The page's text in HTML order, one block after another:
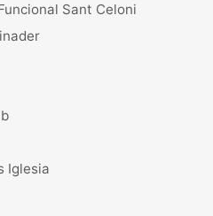
Sant Celoni
Iglesia